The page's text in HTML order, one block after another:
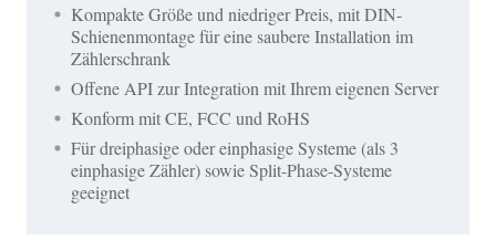
Kompakte Größe und niedriger Preis, mit DIN-
Schienenmontage für eine saubere Installation im
Zählerschrank
Offene API zur Integration mit Ihrem eigenen Server
Konform mit CE, FCC und RoHS
Für dreiphasige oder einphasige Systeme (als 3
einphasige Zähler) sowie Split-Phase-Systeme
geeignet